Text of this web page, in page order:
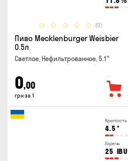
(0)
Пиво Mecklenburger Weisbier
0.5л
Светлое, Нефильтрованное, 5.1°
0,00
грн за 1
Крепость
4.5 °
Горечь
25 IBU